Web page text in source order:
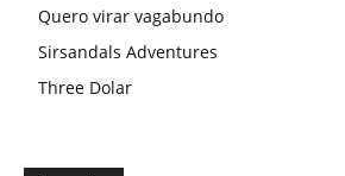
Quero virar vagabundo
Sirsandals Adventures
Three Dolar